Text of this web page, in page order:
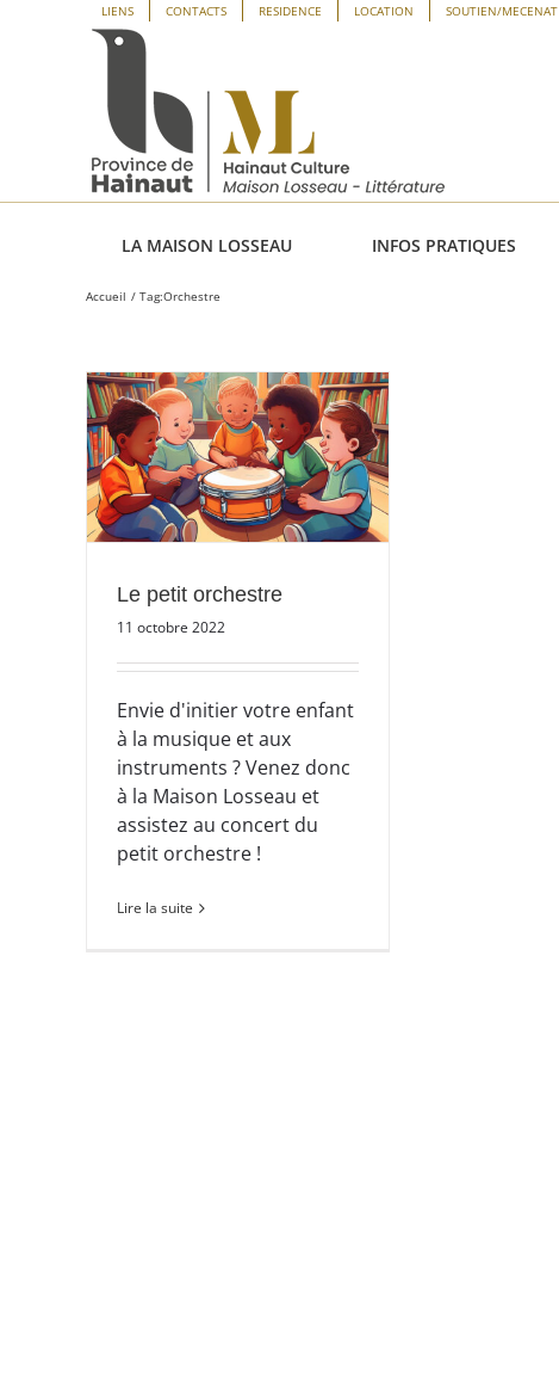
Panneau de gestion des cookies
LIENS CONTACTS RESIDENCE LOCATION SOUTIEN/MECENAT
LA MAISON LOSSEAU INFOS PRATIQUES
Accueil Tag:Orchestre
Le petit orchestre
11 octobre 2022
Envie d'initier votre enfant
à la musique et aux
instruments ? Venez donc
à la Maison Losseau et
assistez au concert du
petit orchestre !
Lire la suite